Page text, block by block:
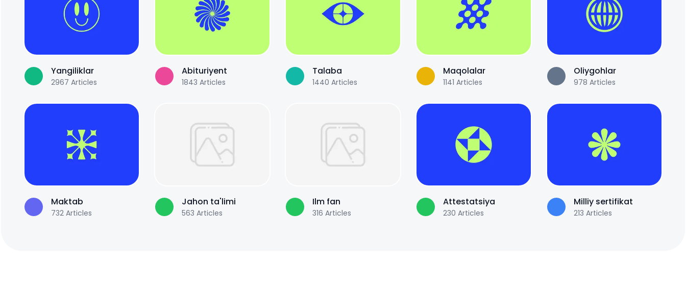
Yangiliklar
2967 Articles
Abituriyent
1843 Articles
Talaba
1440 Articles
Maqolalar
1141 Articles
Oliygohlar
978 Articles
Maktab
732 Articles
Jahon ta'limi
563 Articles
Ilm fan
316 Articles
Attestatsiya
230 Articles
Milliy sertifikat
213 Articles